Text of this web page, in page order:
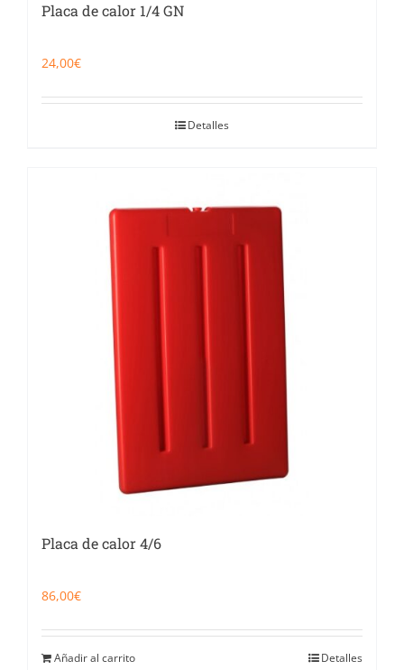
Placa de calor 1/4 GN
24,00€
Detalles
Placa de calor 4/6
86,00€
Añadir al carrito Detalles